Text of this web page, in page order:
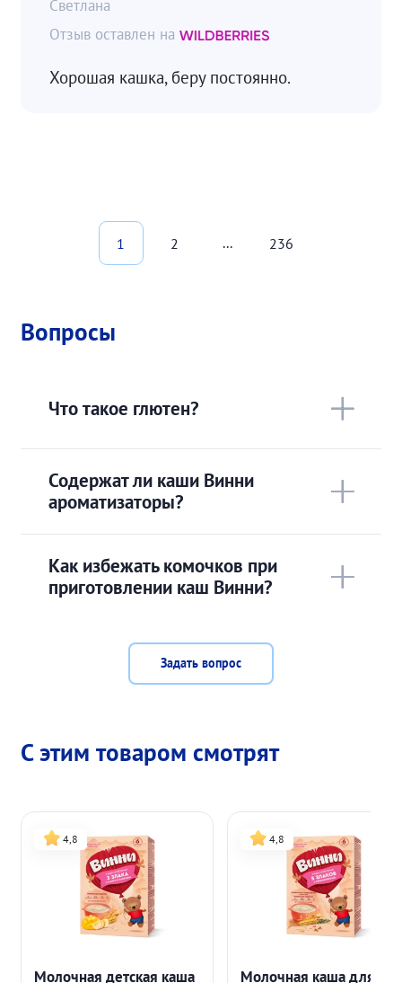
Светлана
Хорошая кашка, беру постоянно.
1 2 ... 236
Вопросы
Что такое глютен?
Содержат ли каши Винни
ароматизаторы?
Как избежать комочков при
приготовлении каш Винни?
Задать вопрос
С этим товаром смотрят
4,8
Молочная детская каша
4,8
Молочная каша для